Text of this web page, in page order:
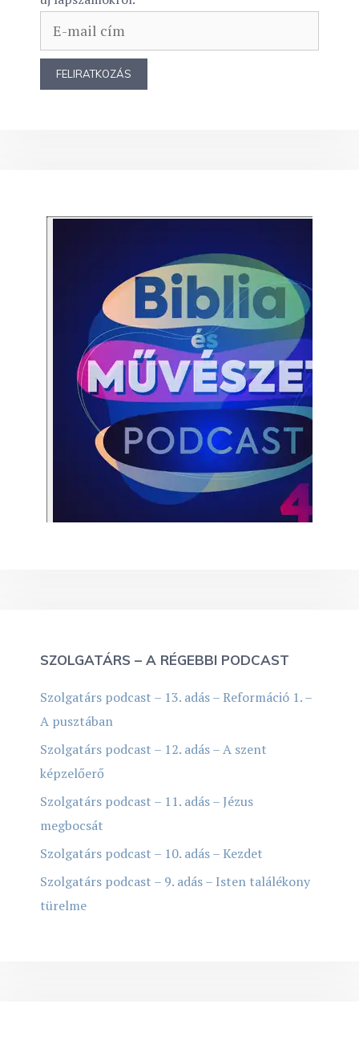
SZOLGATÁRS – A RÉGEBBI PODCAST
Szolgatárs podcast – 13. adás – Reformáció 1. –
A pusztában
Szolgatárs podcast – 12. adás – A szent
képzelőerő
Szolgatárs podcast – 11. adás – Jézus
megbocsát
Szolgatárs podcast – 10. adás – Kezdet
Szolgatárs podcast – 9. adás – Isten találékony
türelme